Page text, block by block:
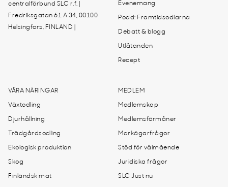
centralförbund SLC r.f. |
Fredriksgatan 61 A 34, 00100
Helsingfors, FINLAND |
Evenemang
Podd: Framtidsodlarna
Debatt & blogg
Utlåtanden
Recept
VÅRA NÄRINGAR
Växtodling
Djurhållning
Trädgårdsodling
Ekologisk produktion
Skog
Finländsk mat
MEDLEM
Medlemskap
Medlemsförmåner
Markägarfrågor
Stöd för välmående
Juridiska frågor
SLC Just nu